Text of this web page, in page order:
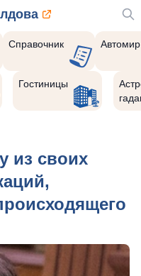
Справочник Автомир
Гостиницы
из своих